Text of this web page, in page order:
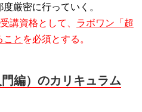
厳密に行っていく。
講資格として、 ラボワン「超
こと を必須とする。
編）のカリキュラム